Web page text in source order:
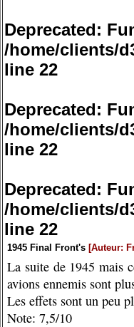
Deprecated:
/home/clients/
line 22
Deprecated:
/home/clients/
line 22
Deprecated:
/home/clients/
line 22
1945 Final Front's [Auteur:
La suite de 1945 mais
avions ennemis sont
Les effets sont un peu
Note: 7,5/10